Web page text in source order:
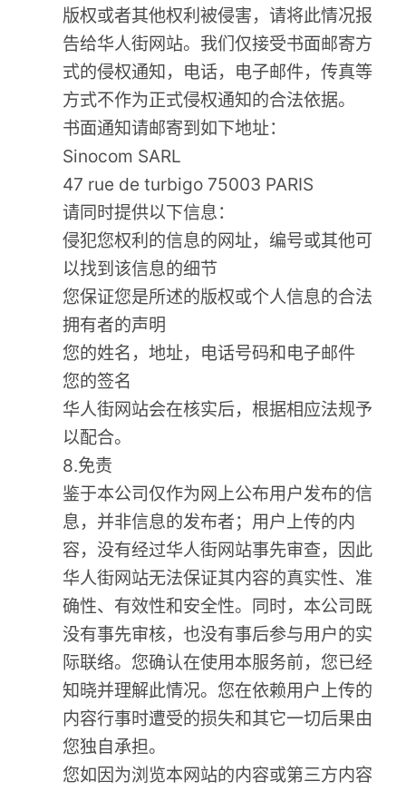
版权或者其他权利被侵害，请将此情况报
告给华人街网站。我们仅接受书面邮寄方
式的侵权通知，电话，电子邮件，传真等
方式不作为正式侵权通知的合法依据。
书面通知请邮寄到如下地址：
Sinocom SARL
47 rue de turbigo 75003 PARIS
请同时提供以下信息：
侵犯您权利的信息的网址，编号或其他可
以找到该信息的细节
您保证您是所述的版权或个人信息的合法
拥有者的声明
您的姓名，地址，电话号码和电子邮件
您的签名
华人街网站会在核实后，根据相应法规予
以配合。
8.免责
鉴于本公司仅作为网上公布用户发布的信
息，并非信息的发布者；用户上传的内
容，没有经过华人街网站事先审查，因此
华人街网站无法保证其内容的真实性、准
确性、有效性和安全性。同时，本公司既
没有事先审核，也没有事后参与用户的实
际联络。您确认在使用本服务前，您已经
知晓并理解此情况。您在依赖用户上传的
内容行事时遭受的损失和其它一切后果由
您独自承担。
您如因为浏览本网站的内容或第三方内容